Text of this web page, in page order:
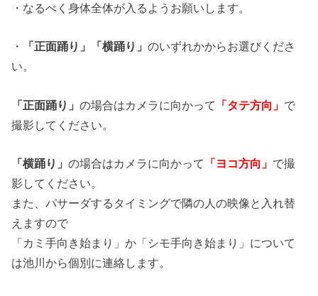
・なるべく身体全体が入るようお願いします。
・ 「正面踊り」「横踊り」のいずれかからお選びくださ
い。
「正面踊り」の場合はカメラに向かって 「タテ方向」 で
撮影してください。
「横踊り」の場合はカメラに向かって 「ヨコ方向」 で撮
影してください。
また、パサーダするタイミングで隣の人の映像と入れ替
えますので
「カミ手向き始まり」か「シモ手向き始まり」について
は池川から個別に連絡します。